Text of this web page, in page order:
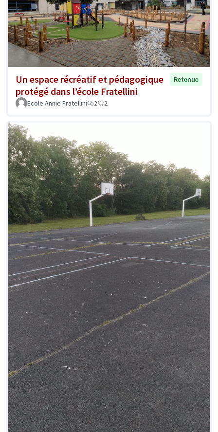
Un espace récréatif et pédagogique
protégé dans l’école Fratellini
Retenue
Ecole Annie Fratellini 2 2